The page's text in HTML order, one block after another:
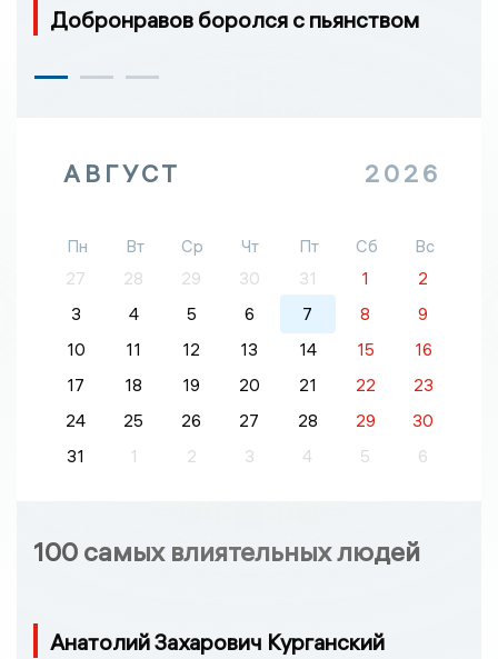
Добронравов боролся с пьянством
АВГУСТ 2026
Пн Вт Ср Чт Пт Сб
Вс
27
28 29 30 31 1
2
3
4 5 6 7 8
9
10
11 12 13 14 15
16
17
18 19 20 21 22
23
24
25 26 27 28 29
30
31
1 2 3 4 5 6
100 самых влиятельных людей
Анатолий Захарович Курганский